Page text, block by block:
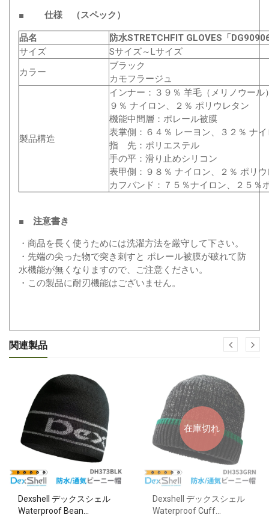
■ 仕様 （スペック）
品名
防水STRETCHFIT GLOVES「
サイズ
Sサイズ～Lサイズ
カラー
ブラック
カモフラージュ
製品構造
インナー：３９％ 羊毛（メリノウー
９％ ナイロン、２％ ポリウレタン
機能中間層：ポレール被膜
表掌側：６４％ レーヨン、３２％ ナ
指 先：ポリエステル
手の平：滑り止めシリコン
表甲側：９８％ ナイロン、２％ ポリ
カフバンド：７５％ナイロン、２５％
■ 注意書き
・商品を長く使うためには洗濯方法を厳守して下さい。
・先端の尖った物で突き刺すと ポレール被膜が破れて防
水機能が無くなりますので、ご注意ください。
・この製品に耐刃機能はございません。
関連製品
Dexshell デックスシェル
Waterproof Bean...
在庫切れ
Dexshell デックスシェル
Waterproof Cuff...